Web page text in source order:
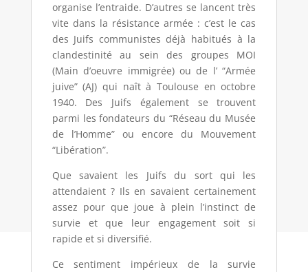
organise l’entraide. D’autres se lancent très
vite dans la résistance armée : c’est le cas
des Juifs communistes déjà habitués à la
clandestinité au sein des groupes MOI
(Main d’oeuvre immigrée) ou de l’ “Armée
juive” (AJ) qui naît à Toulouse en octobre
1940. Des Juifs également se trouvent
parmi les fondateurs du “Réseau du Musée
de l’Homme” ou encore du Mouvement
“Libération”.
Que savaient les Juifs du sort qui les
attendaient ? Ils en savaient certainement
assez pour que joue à plein l’instinct de
survie et que leur engagement soit si
rapide et si diversifié.
Ce sentiment impérieux de la survie